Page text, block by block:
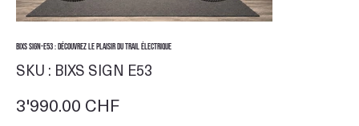
BIXS Sign-E53 : découvrez le plaisir du trail électrique
SKU :
BIXS
BIXS SIGN E53
3'990.00 CHF